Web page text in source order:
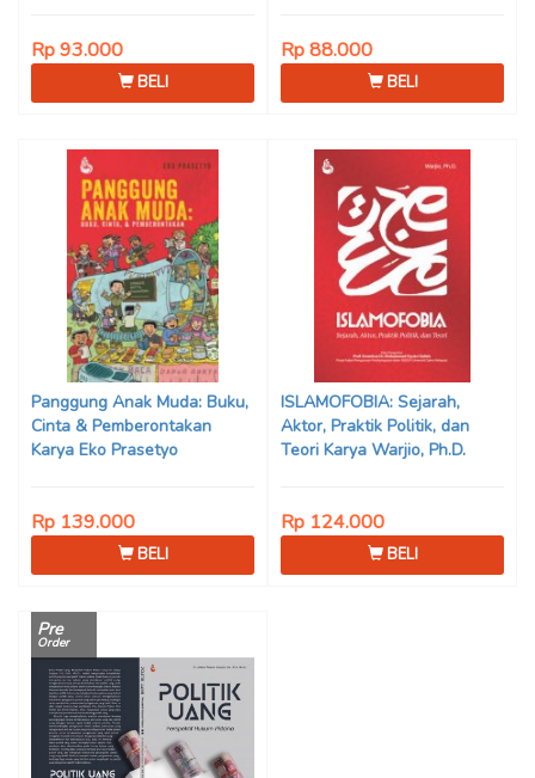
Rp 93.000
BELI
Rp 88.000
BELI
Panggung Anak Muda: Buku,
Cinta & Pemberontakan
Karya Eko Prasetyo
Rp 139.000
BELI
ISLAMOFOBIA: Sejarah,
Aktor, Praktik Politik, dan
Teori Karya Warjio, Ph.D.
Rp 124.000
BELI
Pre
Order